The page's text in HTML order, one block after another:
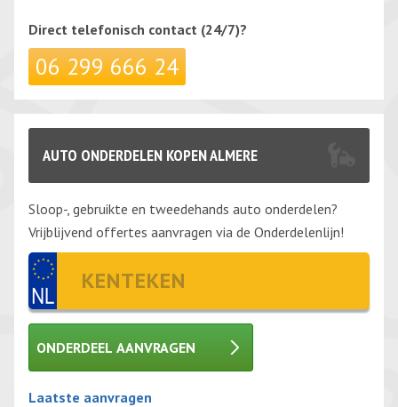
Direct telefonisch contact (24/7)?
06 299 666 24
AUTO ONDERDELEN KOPEN ALMERE
Sloop-, gebruikte en tweedehands auto onderdelen?
Vrijblijvend offertes aanvragen via de Onderdelenlijn!
ONDERDEEL AANVRAGEN
Gelieve dit veld leeg te laten.
Laatste aanvragen